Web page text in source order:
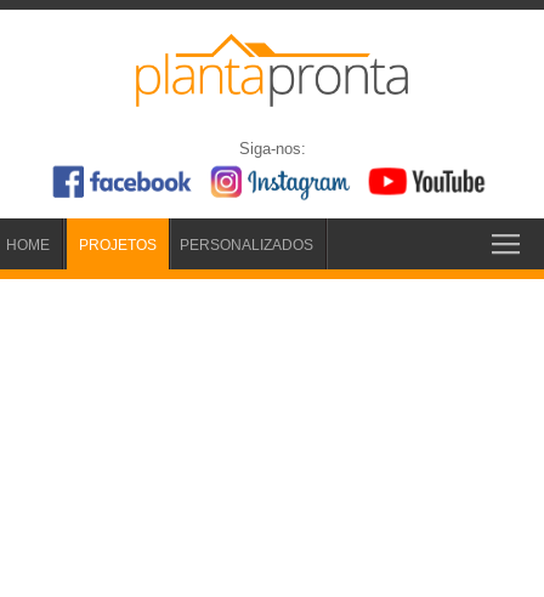
Siga-nos:
HOME PROJETOS PERSONALIZADOS